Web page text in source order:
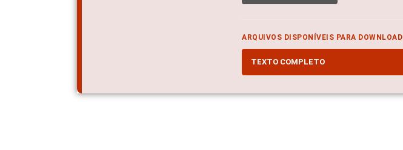
ARQUIVOS DISPONÍVEIS PARA DOWNLOAD
TEXTO COMPLETO